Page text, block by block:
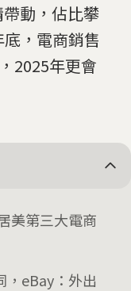
動，佔比攀
，電商銷售
2025年更會
美第三大電商
，eBay：外出